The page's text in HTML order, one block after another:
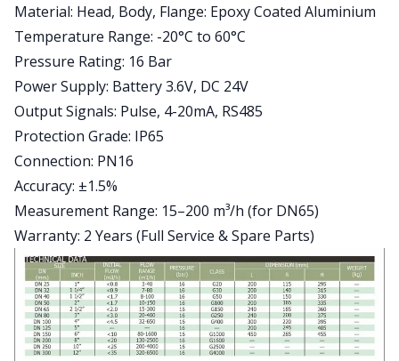
Material: Head, Body, Flange: Epoxy Coated Aluminium
Temperature Range: -20°C to 60°C
Pressure Rating: 16 Bar
Power Supply: Battery 3.6V, DC 24V
Output Signals: Pulse, 4-20mA, RS485
Protection Grade: IP65
Connection: PN16
Accuracy: ±1.5%
Measurement Range: 15–200 m³/h (for DN65)
Warranty: 2 Years (Full Service & Spare Parts)